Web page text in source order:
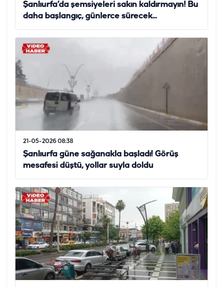
Şanlıurfa’da şemsiyeleri sakın kaldırmayın! Bu
daha başlangıç, günlerce sürecek...
21-05-2026 08:38
Şanlıurfa güne sağanakla başladı! Görüş
mesafesi düştü, yollar suyla doldu